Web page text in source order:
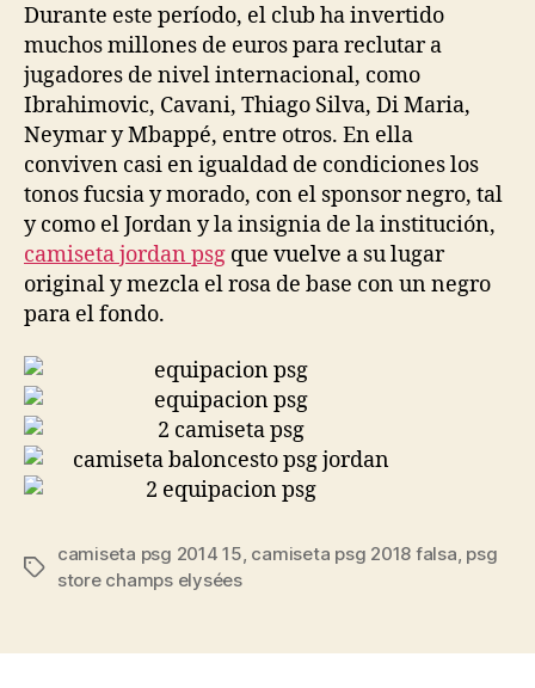
Durante este período, el club ha invertido
muchos millones de euros para reclutar a
jugadores de nivel internacional, como
Ibrahimovic, Cavani, Thiago Silva, Di Maria,
Neymar y Mbappé, entre otros. En ella
conviven casi en igualdad de condiciones los
tonos fucsia y morado, con el sponsor negro, tal
y como el Jordan y la insignia de la institución,
camiseta jordan psg que vuelve a su lugar
original y mezcla el rosa de base con un negro
para el fondo.
Etiquetas
camiseta psg 2014 15, camiseta psg 2018 falsa, psg
store champs elysées